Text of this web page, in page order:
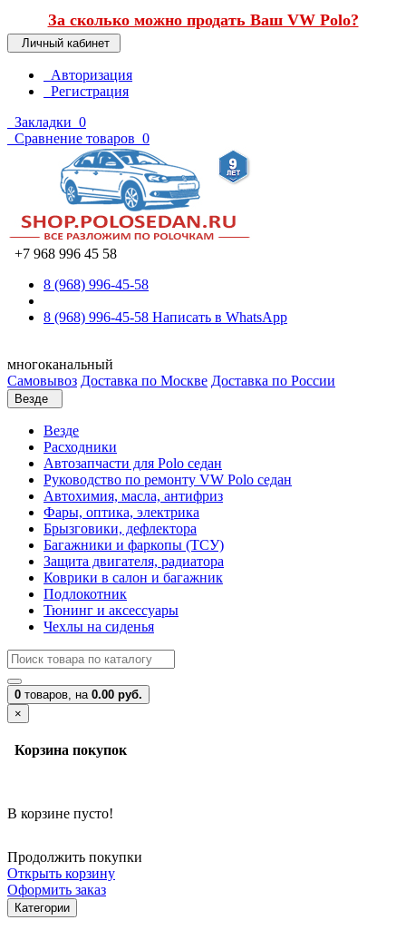
За сколько можно продать Ваш VW Polo?
Личный кабинет
Авторизация
Регистрация
Закладки 0
Сравнение товаров 0
+7 968 996 45 58
8 (968) 996-45-58
8 (968) 996-45-58 Написать в WhatsApp
многоканальный
Самовывоз Доставка по Москве Доставка по России
Везде
Везде
Расходники
Автозапчасти для Polo седан
Руководство по ремонту VW Polo седан
Автохимия, масла, антифриз
Фары, оптика, электрика
Брызговики, дефлектора
Багажники и фаркопы (ТСУ)
Защита двигателя, радиатора
Коврики в салон и багажник
Подлокотник
Тюнинг и аксессуары
Чехлы на сиденья
0 товаров, на 0.00 руб.
×
Корзина покупок
В корзине пусто!
Продолжить покупки
Открыть корзину
Оформить заказ
Категории